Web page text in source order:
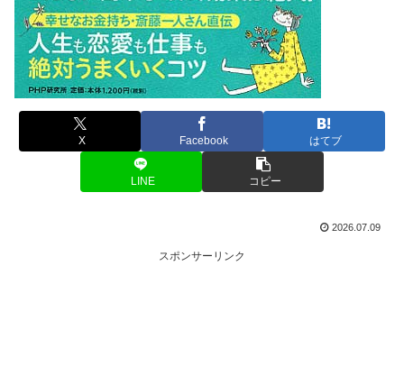
X Facebook はてブ
LINE コピー
2026.07.09
スポンサーリンク